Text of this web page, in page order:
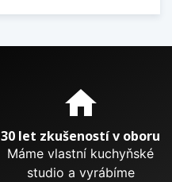
home
30 let zkušeností v oboru
Máme vlastní kuchyňské
studio a vyrábíme